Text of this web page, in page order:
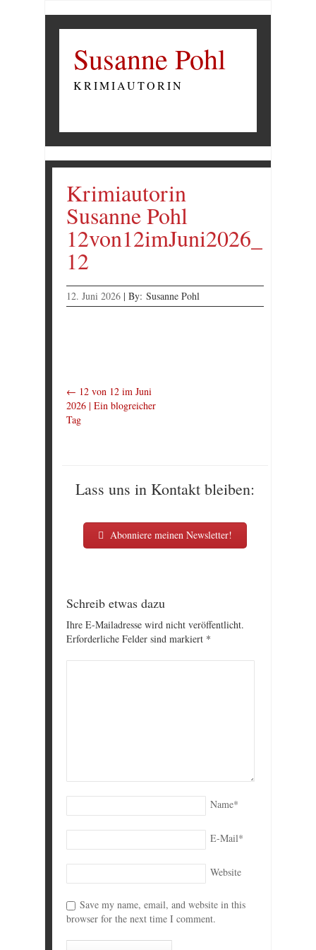
Susanne Pohl
KRIMIAUTORIN
Krimiautorin
Susanne Pohl
12von12imJuni2026_
12
12. Juni 2026 | By: Susanne Pohl
← 12 von 12 im Juni
2026 | Ein blogreicher
Tag
Lass uns in Kontakt bleiben:
Abonniere meinen Newsletter!
Schreib etwas dazu
Ihre E-Mailadresse wird nicht veröffentlicht.
Erforderliche Felder sind markiert *
Name*
E-Mail*
Website
Save my name, email, and website in this
browser for the next time I comment.